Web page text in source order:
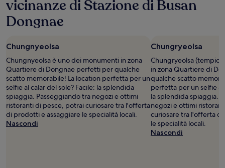
vicinanze di Stazione di Busan
Dongnae
Chungnyeolsa
Chungnyeolsa è uno dei monumenti in zona
Quartiere di Dongnae perfetti per qualche
scatto memorabile! La location perfetta per un
selfie al calar del sole? Facile: la splendida
spiaggia. Passeggiando tra negozi e ottimi
ristoranti di pesce, potrai curiosare tra l'offerta
di prodotti e assaggiare le specialità locali.
Nascondi
Chungryeolsa
Chungryeolsa
in zona Quartiere di
qualche scatto
perfetta per un selfie al
la splendida spiaggia.
negozi e ottimi
curiosare tra l'offerta
le specialità locali.
Nascondi